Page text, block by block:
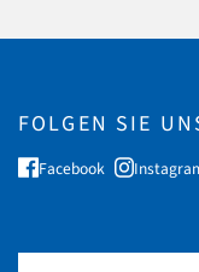
FOLGEN SIE
Facebook